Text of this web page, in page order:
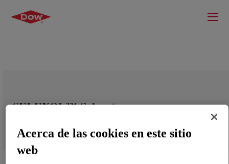
SELEXOL™ Solvent
Acerca de las cookies en este sitio
web